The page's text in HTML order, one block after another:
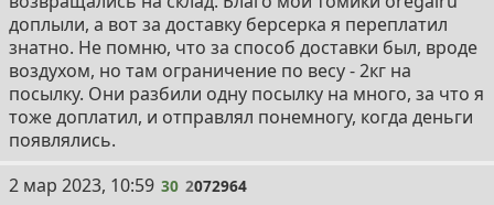
доплыли, а вот за доставку берсерка я переплатил
знатно. Не помню, что за способ доставки был, вроде
воздухом, но там ограничение по весу - 2кг на
посылку. Они разбили одну посылку на много, за что я
тоже доплатил, и отправлял понемногу, когда деньги
появлялись.
30
2 мар 2023, 10:59 30 2072964